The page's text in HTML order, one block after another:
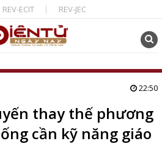
REV-ECIT REV-JEC
22:50
thay thế phương
cần kỹ năng giáo